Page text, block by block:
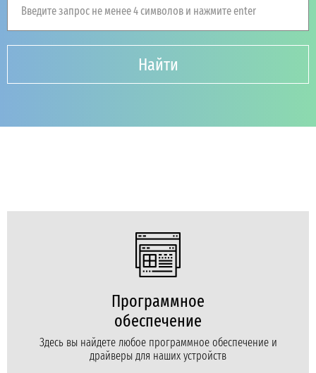
Введите запрос не менее 4 символов и нажмите enter
Найти
Программное
обеспечение
Здесь вы найдете любое программное обеспечение и
драйверы для наших устройств